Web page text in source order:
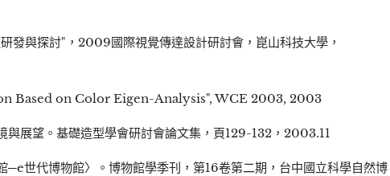
發與探討"，2009國際視覺傳達設計研討會，崑山科技大學，
Based on Color Eigen-Analysis", WCE 2003, 2003
與展望。基礎造型學會研討會論文集，頁129-132，2003.11
世代博物館〉。博物館學季刊，第16卷第二期，台中國立科學自然博